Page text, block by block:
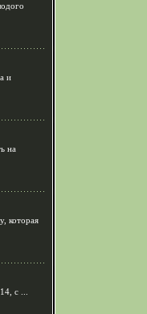
и
на
которая
c ...